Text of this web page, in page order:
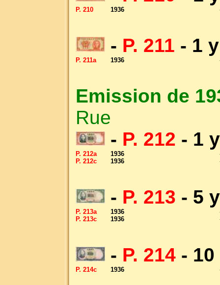
P. 210 1936
- P. 211 - 1
P. 211a 1936
Emission de
Rue
- P. 212 - 1
P. 212a 1936
P. 212c
1936
- P. 213 - 5
P. 213a 1936
P. 213c
1936
- P. 214 -
P. 214c 1936